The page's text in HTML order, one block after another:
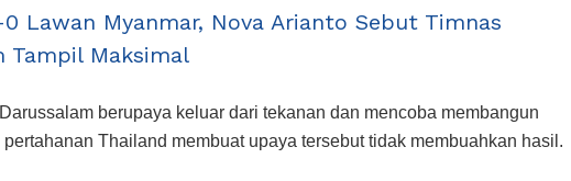
Lawan Myanmar, Nova Arianto Sebut Timnas
Tampil Maksimal
berupaya keluar dari tekanan dan mencoba membangun
Thailand membuat upaya tersebut tidak membuahkan hasil.